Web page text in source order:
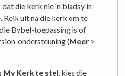
die kerk nie 'n bladsy in
Reik uit na die kerk om te
Bybel-toepassing is of
ondersteuning (Meer >
My Kerk te stel , kies die